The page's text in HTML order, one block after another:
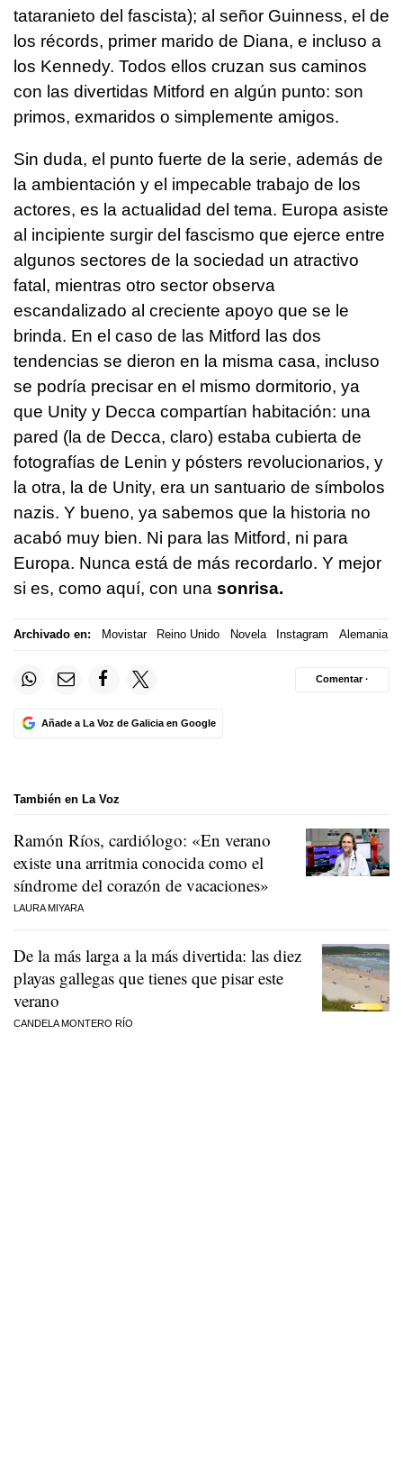
tataranieto del fascista); al señor Guinness, el de
los récords, primer marido de Diana, e incluso a
los Kennedy. Todos ellos cruzan sus caminos
con las divertidas Mitford en algún punto: son
primos, exmaridos o simplemente amigos.
Sin duda, el punto fuerte de la serie, además de
la ambientación y el impecable trabajo de los
actores, es la actualidad del tema. Europa asiste
al incipiente surgir del fascismo que ejerce entre
algunos sectores de la sociedad un atractivo
fatal, mientras otro sector observa
escandalizado al creciente apoyo que se le
brinda. En el caso de las Mitford las dos
tendencias se dieron en la misma casa, incluso
se podría precisar en el mismo dormitorio, ya
que Unity y Decca compartían habitación: una
pared (la de Decca, claro) estaba cubierta de
fotografías de Lenin y pósters revolucionarios, y
la otra, la de Unity, era un santuario de símbolos
nazis. Y bueno, ya sabemos que la historia no
acabó muy bien. Ni para las Mitford, ni para
Europa. Nunca está de más recordarlo. Y mejor
si es, como aquí, con una sonrisa.
Archivado en: Movistar Reino Unido Novela Instagram Alemania
Añade a La Voz de Galicia en Google
Comentar ·
También en La Voz
Ramón Ríos, cardiólogo: «En verano
existe una arritmia conocida como el
síndrome del corazón de vacaciones»
LAURA MIYARA
De la más larga a la más divertida: las diez
playas gallegas que tienes que pisar este
verano
CANDELA MONTERO RÍO